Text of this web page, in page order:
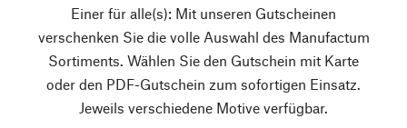
Einer für alle(s): Mit unseren Gutscheinen
verschenken Sie die volle Auswahl des Manufactum
Sortiments. Wählen Sie den Gutschein mit Karte
oder den PDF-Gutschein zum sofortigen Einsatz.
Jeweils verschiedene Motive verfügbar.